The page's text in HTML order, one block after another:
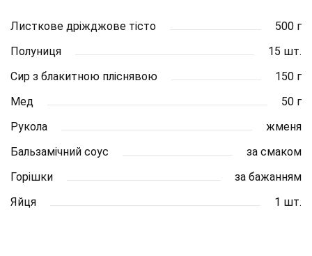
Листкове дріжджове тісто
500 г
Полуниця
15 шт.
Сир з блакитною пліснявою
150 г
Мед
50 г
Рукола
жменя
Бальзамічний соус
за смаком
Горішки
за бажанням
Яйця
1 шт.